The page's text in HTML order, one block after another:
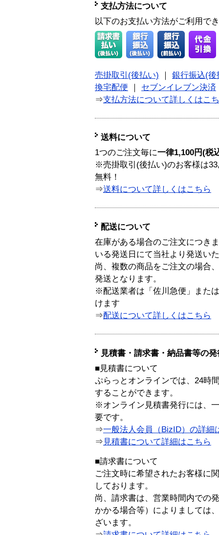
支払方法について
以下のお支払い方法がご利用で
売掛取引(後払い)
銀行振込(後
換宅配便
セブンイレブン決済
⇒支払方法について詳しくはこ
送料について
1つのご注文毎に一律1,100円(税
※売掛取引(後払い)のお客様は
無料！
⇒送料について詳しくはこちら
配送について
在庫がある場合のご注文につき
いる発送日にて当社より発送い
尚、複数の商品をご注文の場合
発送となります。
※配送業者は「佐川急便」また
けます
⇒配送について詳しくはこちら
見積書・請求書・納品書等の
■見積書について
ぷらっとオンラインでは、24時
することができます。
※オンライン見積書発行には、
要です。
⇒一般法人会員（BizID）の詳細
⇒ 見積書について詳細はこちら
■請求書について
ご注文時に希望されたお客様に
しております。
尚、請求書は、営業時間内での
かかる場合等）によりましては
ざいます。